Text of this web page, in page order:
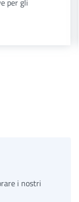
per gli
i nostri